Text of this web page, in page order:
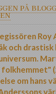
PÅ
Roy
och drastisk
folkhemmet"
om hans